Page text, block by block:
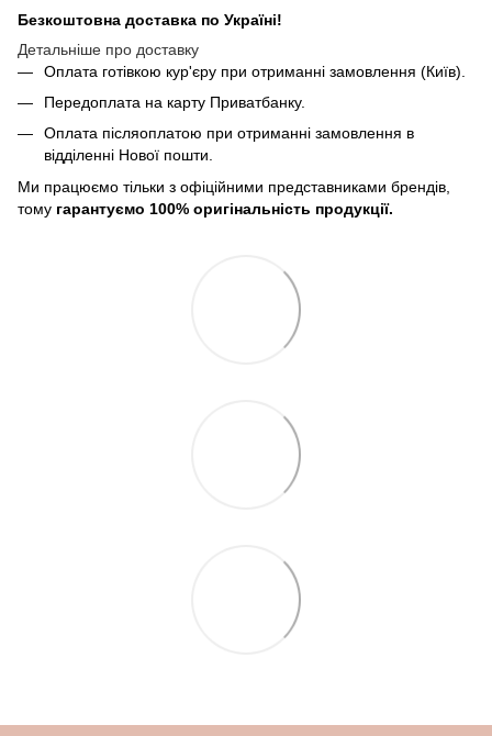
Безкоштовна доставка по Україні!
Детальніше про доставку
Оплата готівкою кур'єру при отриманні замовлення (Київ).
Передоплата на карту Приватбанку.
Оплата післяоплатою при отриманні замовлення в
відділенні Нової пошти.
Ми працюємо тільки з офіційними представниками брендів,
тому гарантуємо 100% оригінальність продукції.